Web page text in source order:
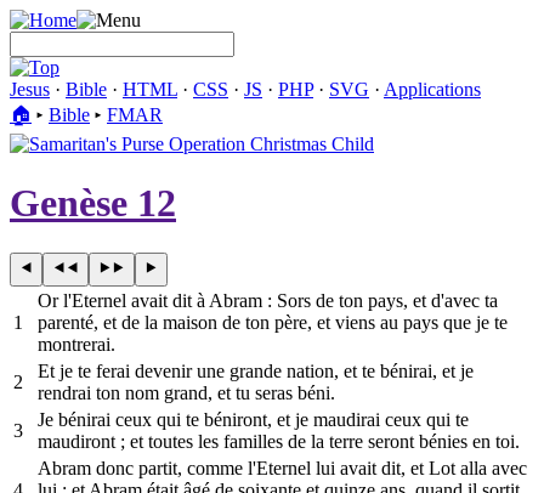
Jesus · Bible · HTML · CSS · JS · PHP· SVG · Applications
🏠︎ ▸ Bible ▸ FMAR
Genèse 12
1
Or l'Eternel avait dit à Abram : Sors de ton pays, et d'avec ta
parenté, et de la maison de ton père, et viens au pays que je te
montrerai.
2
Et je te ferai devenir une grande nation, et te bénirai, et je
rendrai ton nom grand, et tu seras béni.
3
Je bénirai ceux qui te béniront, et je maudirai ceux qui te
maudiront ; et toutes les familles de la terre seront bénies en toi.
Abram donc partit, comme l'Eternel lui avait dit, et Lot alla avec